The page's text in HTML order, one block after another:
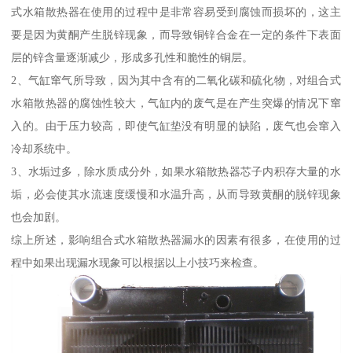
式水箱散热器在使用的过程中是非常容易受到腐蚀而损坏的，这主
要是因为黄酮产生脱锌现象，而导致铜锌合金在一定的条件下表面
层的锌含量逐渐减少，形成多孔性和脆性的铜层。
2、气缸窜气所导致，因为其中含有的二氧化碳和硫化物，对组合式
水箱散热器的腐蚀性较大，气缸内的废气是在产生突爆的情况下窜
入的。由于压力较高，即使气缸垫没有明显的缺陷，废气也会窜入
冷却系统中。
3、水垢过多，除水质成分外，如果水箱散热器芯子内积存大量的水
垢，必会使其水流速度缓慢和水温升高，从而导致黄酮的脱锌现象
也会加剧。
综上所述，影响组合式水箱散热器漏水的因素有很多，在使用的过
程中如果出现漏水现象可以根据以上小技巧来检查。